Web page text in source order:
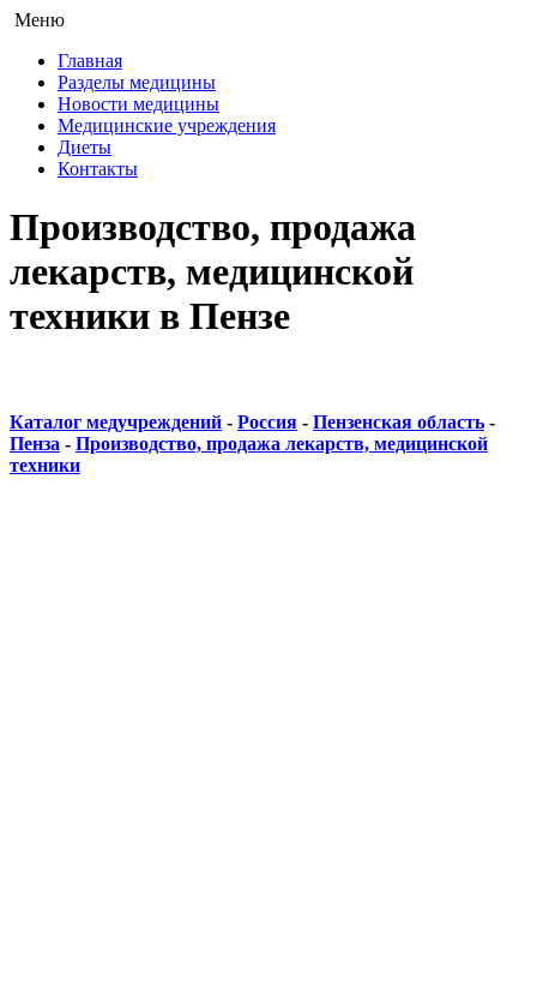
Меню
Главная
Разделы медицины
Новости медицины
Медицинские учреждения
Диеты
Контакты
Производство, продажа
лекарств, медицинской
техники в Пензе
Каталог медучреждений - Россия - Пензенская область -
Пенза - Производство, продажа лекарств, медицинской
техники